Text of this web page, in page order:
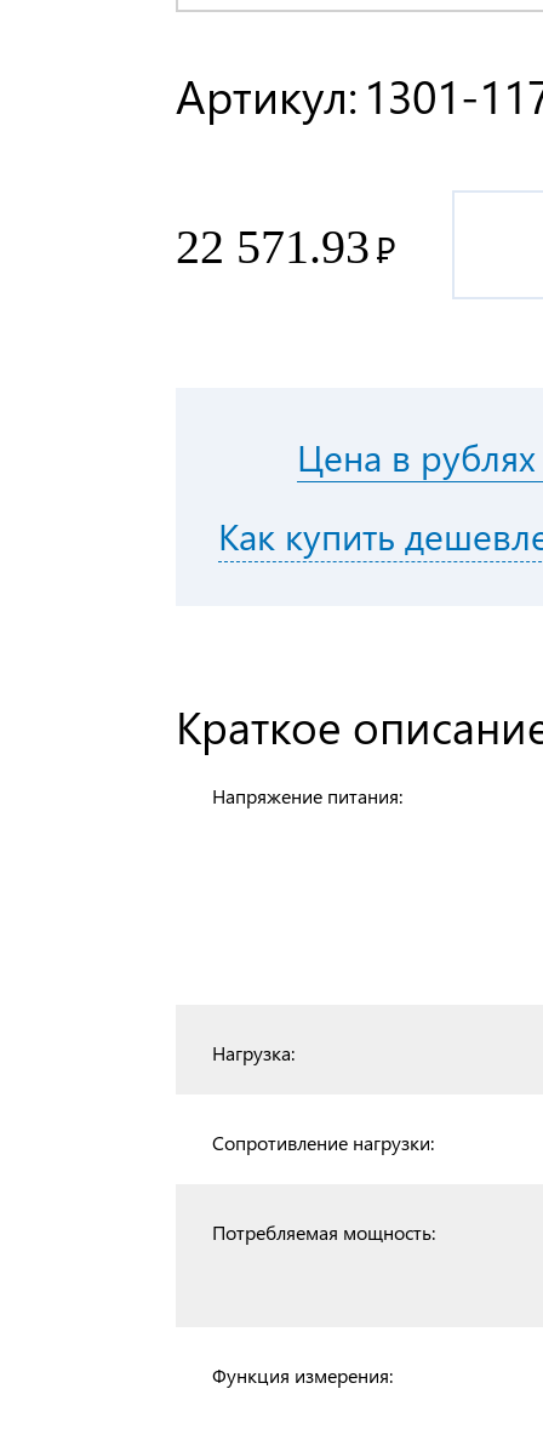
Артикул: 1301-
22 571.93Р
Цена в
Как купить
Краткое
Напряжение питания:
Нагрузка:
Сопротивление нагрузки:
Потребляемая мощность:
Функция измерения: